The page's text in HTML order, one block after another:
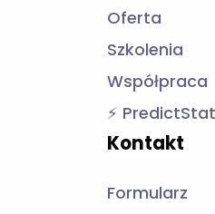
Kontakt
Formularz
Messanger
Telegram
Regulamin
Regulamin